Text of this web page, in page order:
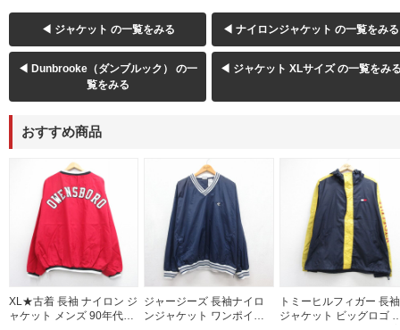
◀ ジャケット の一覧をみる ◀ ナイロンジャケット の一覧をみる
◀ Dunbrooke（ダンブルック） の一
覧をみる
◀ ジャケット XLサイズ の一覧をみ
おすすめ商品
XL★古着 長袖 ナイロン ジ
ャケット メンズ 90年代
ジャージーズ 長袖ナイロ
ンジャケット ワンポイン
トミーヒルフィガー 長袖
ジャケット ビッグロゴ